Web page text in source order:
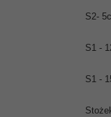
S2-
S1 -
S1 -